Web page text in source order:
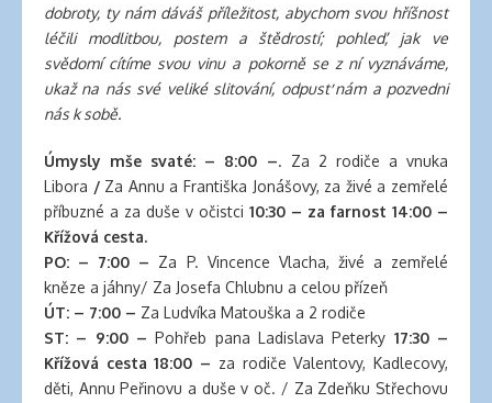
london
clothes
classic
length
extensions
dobroty, ty nám dáváš příležitost, abychom svou hříšnost
léčili modlitbou, postem a štědrostí; pohleď, jak ve
svědomí cítíme svou vinu a pokorně se z ní vyznáváme,
ukaž na nás své veliké slitování, odpusť nám a pozvedni
nás k sobě.
Úmysly mše svaté: – 8:00 –. Za 2 rodiče a vnuka
Libora /Za Annu a Františka Jonášovy, za živé a zemřelé
příbuzné a za duše v očistci 10:30 – za farnost 14:00 –
Křížová cesta.
PO: – 7:00 – Za P. Vincence Vlacha, živé a zemřelé
kněze a jáhny/ Za Josefa Chlubnu a celou přízeň
ÚT: – 7:00 – Za Ludvíka Matouška a 2 rodiče
ST: – 9:00 –Pohřeb pana Ladislava Peterky 17:30 –
Křížová cesta 18:00 – za rodiče Valentovy, Kadlecovy,
děti, Annu Peřinovu a duše v oč. / Za Zdeňku Střechovu